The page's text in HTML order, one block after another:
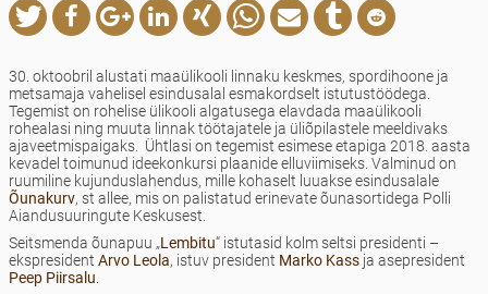
30. oktoobril alustati maaülikooli linnaku keskmes, spordihoone ja
metsamaja vahelisel esindusalal esmakordselt istutustöödega.
Tegemist on rohelise ülikooli algatusega elavdada maaülikooli
rohealasi ning muuta linnak töötajatele ja üliõpilastele meeldivaks
ajaveetmispaigaks. Ühtlasi on tegemist esimese etapiga 2018. aasta
kevadel toimunud ideekonkursi plaanide elluviimiseks. Valminud on
ruumiline kujunduslahendus, mille kohaselt luuakse esindusalale
Õunakurv, st allee, mis on palistatud erinevate õunasortidega Polli
Aiandusuuringute Keskusest.
Seitsmenda õunapuu „Lembitu“ istutasid kolm seltsi presidenti –
ekspresident Arvo Leola, istuv president Marko Kass ja asepresident
Peep Piirsalu